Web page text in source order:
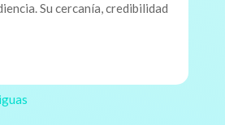
Su cercanía, credibilidad